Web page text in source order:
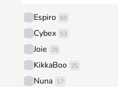
Espiro 69
Cybex 53
Joie 29
KikkaBoo 25
Nuna 17